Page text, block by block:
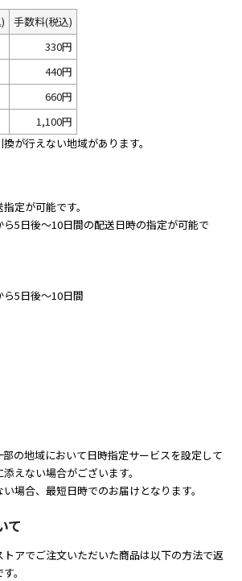
手数料(税込)
330円
440円
660円
1,100円
が行えない地域があります。
定が可能です。
5日後～10日間の配送日時の指定が可能で
5日後～10日間
の地域において日時指定サービスを設定して
えない場合がございます。
場合、最短日時でのお届けとなります。
て
トアでご注文いただいた商品は以下の方法で返
。